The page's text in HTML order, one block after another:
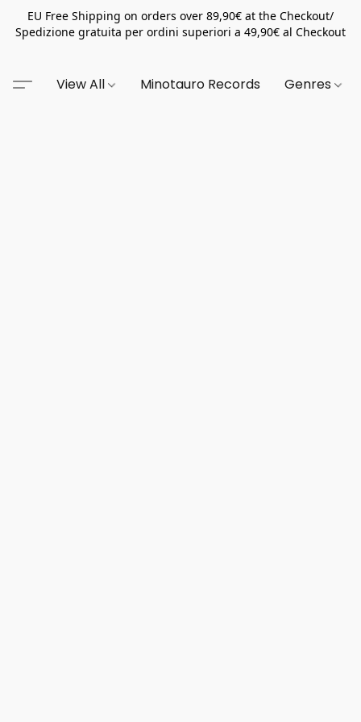
EU Free Shipping on orders over 89,90€ at the Checkout/
Spedizione gratuita per ordini superiori a 49,90€ al Checkout
View All Minotauro Records Genres